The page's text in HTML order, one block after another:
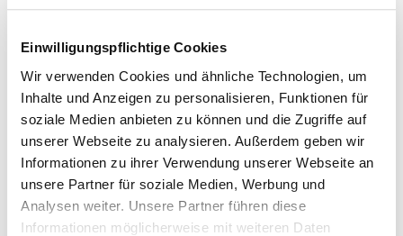
Einwilligungspflichtige Cookies
Wir verwenden Cookies und ähnliche Technologien, um
Inhalte und Anzeigen zu personalisieren, Funktionen für
soziale Medien anbieten zu können und die Zugriffe auf
unserer Webseite zu analysieren. Außerdem geben wir
Informationen zu ihrer Verwendung unserer Webseite an
unsere Partner für soziale Medien, Werbung und
Analysen weiter. Unsere Partner führen diese
Informationen möglicherweise mit weiteren Daten